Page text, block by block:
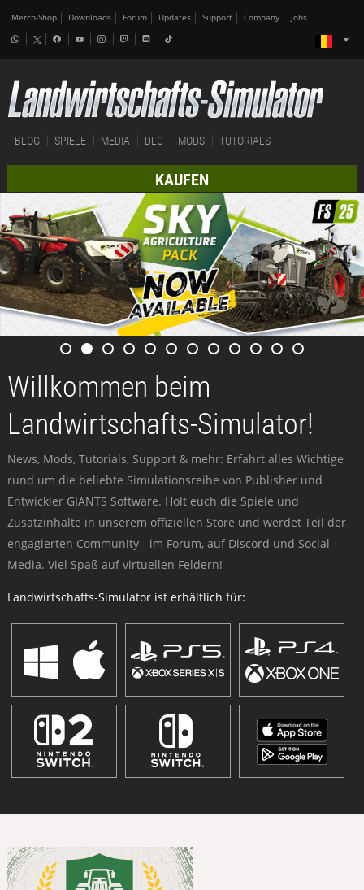
Merch-Shop Downloads Forum Updates Support Company Jobs
BLOG SPIELE MEDIA DLC MODS TUTORIALS
KAUFEN
Willkommen beim
Landwirtschafts-Simulator!
News, Mods, Tutorials, Support & mehr: Erfahrt alles Wichtige
rund um die beliebte Simulationsreihe von Publisher und
Entwickler GIANTS Software. Holt euch die Spiele und
Zusatzinhalte in unserem offiziellen Store und werdet Teil der
engagierten Community - im Forum, auf Discord und Social
Media. Viel Spaß auf virtuellen Feldern!
Landwirtschafts-Simulator ist erhältlich für: